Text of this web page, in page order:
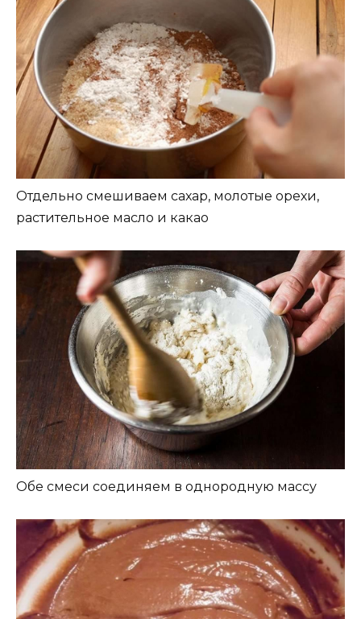
Отдельно смешиваем сахар, молотые орехи,
растительное масло и какао
Обе смеси соединяем в однородную массу